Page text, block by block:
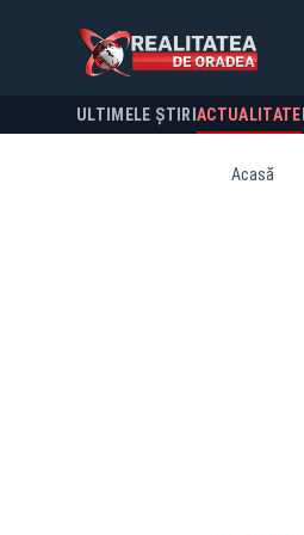
ULTIMELE ȘTIRI ACTUALITATE
Acasă